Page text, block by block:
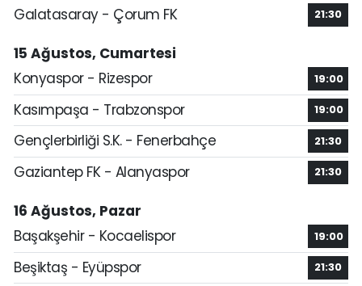
Galatasaray - Çorum FK
21:30
15 Ağustos, Cumartesi
Konyaspor - Rizespor
19:00
Kasımpaşa - Trabzonspor 19:00
Gençlerbirliği S.K. - Fenerbahçe 21:30
Gaziantep FK - Alanyaspor 21:30
16 Ağustos, Pazar
Başakşehir - Kocaelispor
19:00
Beşiktaş - Eyüpspor 21:30